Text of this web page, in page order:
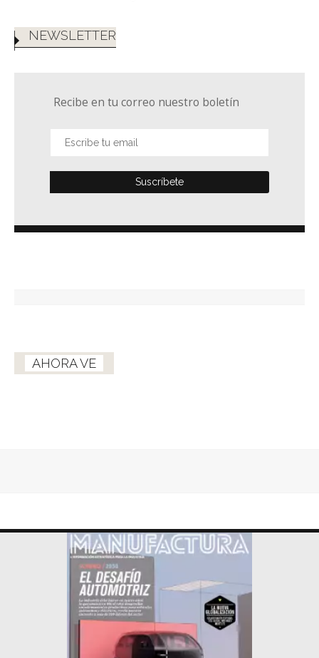
NEWSLETTER
Recibe en tu correo nuestro boletín
AHORA VE